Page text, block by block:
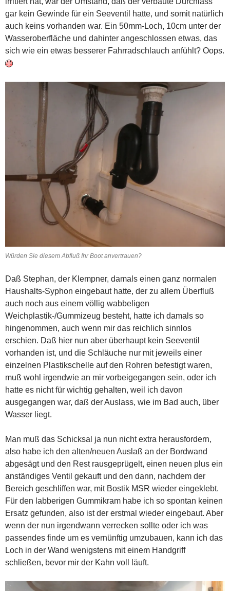
gar kein Gewinde für ein Seeventil hatte, und somit natürlich
auch keins vorhanden war. Ein 50mm-Loch, 10cm unter der
Wasseroberfläche und dahinter angeschlossen etwas, das
sich wie ein etwas besserer Fahrradschlauch anfühlt? Oops.
Würden Sie diesem Abfluß Ihr Boot anvertrauen?
Daß Stephan, der Klempner, damals einen ganz normalen
Haushalts-Syphon eingebaut hatte, der zu allem Überfluß
auch noch aus einem völlig wabbeligen
Weichplastik-/Gummizeug besteht, hatte ich damals so
hingenommen, auch wenn mir das reichlich sinnlos
erschien. Daß hier nun aber überhaupt kein Seeventil
vorhanden ist, und die Schläuche nur mit jeweils einer
einzelnen Plastikschelle auf den Rohren befestigt waren,
muß wohl irgendwie an mir vorbeigegangen sein, oder ich
hatte es nicht für wichtig gehalten, weil ich davon
ausgegangen war, daß der Auslass, wie im Bad auch, über
Wasser liegt.
Man muß das Schicksal ja nun nicht extra herausfordern,
also habe ich den alten/neuen Auslaß an der Bordwand
abgesägt und den Rest rausgeprügelt, einen neuen plus ein
anständiges Ventil gekauft und den dann, nachdem der
Bereich geschliffen war, mit Bostik MSR wieder eingeklebt.
Für den labberigen Gummikram habe ich so spontan keinen
Ersatz gefunden, also ist der erstmal wieder eingebaut. Aber
wenn der nun irgendwann verrecken sollte oder ich was
passendes finde um es vernünftig umzubauen, kann ich das
Loch in der Wand wenigstens mit einem Handgriff
schließen, bevor mir der Kahn voll läuft.